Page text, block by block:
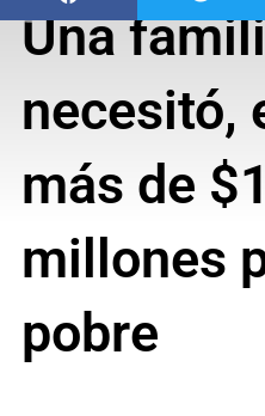
Una
necesitó,
más de
millones
pobre